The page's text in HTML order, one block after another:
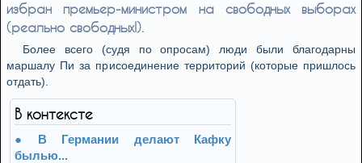
избран премьер-министром на свободных выборах
(реально свободных!).
Более всего (судя по опросам) люди были благодарны
маршалу Пи за присоединение территорий (которые пришлось
отдать).
В контексте
В Германии делают Кафку
былью...